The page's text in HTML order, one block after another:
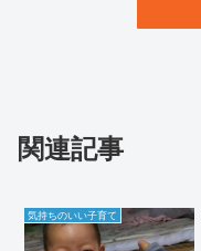
関連記事
気持ちのいい子育て